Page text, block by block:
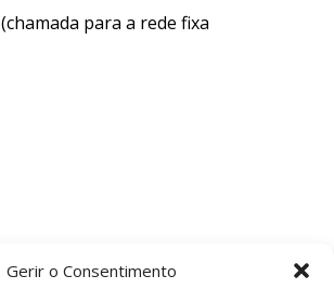
Gerir o Consentimento
(chamada para a rede fixa